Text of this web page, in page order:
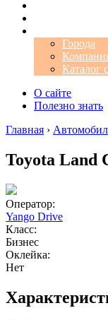
Города
Каталог
О сайте
Полезно знать
Главная ›
Toyota Land
Оператор:
Yango Drive
Класс:
Бизнес
Оклейка:
Нет